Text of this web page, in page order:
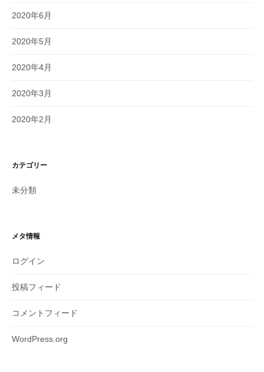
2020年6月
2020年5月
2020年4月
2020年3月
2020年2月
カテゴリー
未分類
メタ情報
ログイン
投稿フィード
コメントフィード
WordPress.org